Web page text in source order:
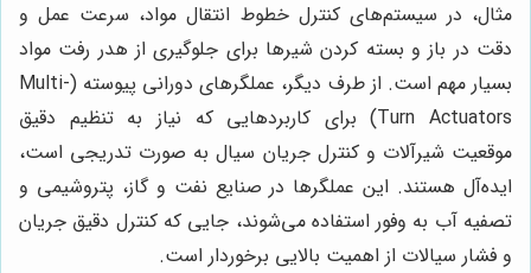
مثال، در سیستم‌های کنترل خطوط انتقال مواد، سرعت عمل و
دقت در باز و بسته کردن شیرها برای جلوگیری از هدر رفت مواد
بسیار مهم است. از طرف دیگر، عملگرهای دورانی پیوسته (Multi-
Turn Actuators) برای کاربردهایی که نیاز به تنظیم دقیق
موقعیت شیرآلات و کنترل جریان سیال به صورت تدریجی است،
ایده‌آل هستند. این عملگرها در صنایع نفت و گاز، پتروشیمی و
تصفیه آب به وفور استفاده می‌شوند، جایی که کنترل دقیق جریان
و فشار سیالات از اهمیت بالایی برخوردار است.